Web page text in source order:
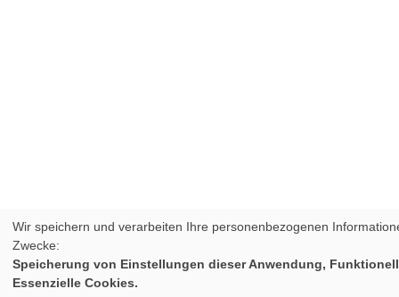
Wir speichern und verarbeiten Ihre personenbezogenen
Zwecke:
Speicherung von Einstellungen dieser Anwendung,
Essenzielle Cookies.